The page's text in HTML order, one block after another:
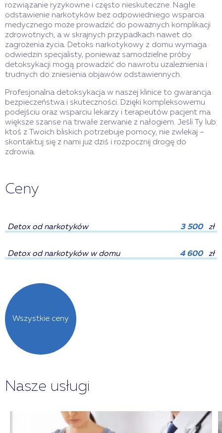
rozwiązanie ryzykowne i często nieskuteczne. Nagłe
odstawienie narkotyków bez odpowiedniego wsparcia
medycznego może prowadzić do poważnych komplikacji
zdrowotnych, a w skrajnych przypadkach nawet do
zagrożenia życia. Detoks narkotykowy z domu wymaga
odwiedzin specjalisty, ponieważ samodzielne próby
detoksykacji mogą prowadzić do nawrotu uzależnienia i
trudnych do zniesienia objawów odstawiennych.
Profesjonalna detoksykacja w naszej klinice to gwarancja
bezpieczeństwa i skuteczności. Dzięki kompleksowemu
podejściu oraz wsparciu lekarzy i terapeutów pacjent ma
większe szanse na trwałe zerwanie z nałogiem. Jeśli Ty lub
ktoś z Twoich bliskich potrzebuje pomocy, nie zwlekaj –
skontaktuj się z nami już dziś i rozpocznij drogę do
zdrowia.
Ceny
Wszystkie ceny
Detox od narkotyków 3 500 zł
Detox od narkotyków w domu 4 600 zł
Nasze usługi